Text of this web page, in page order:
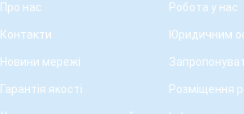
Про нас
Контакти
Новини мережі
Гарантія якості
Робота у нас
Юридичним
Розміщення